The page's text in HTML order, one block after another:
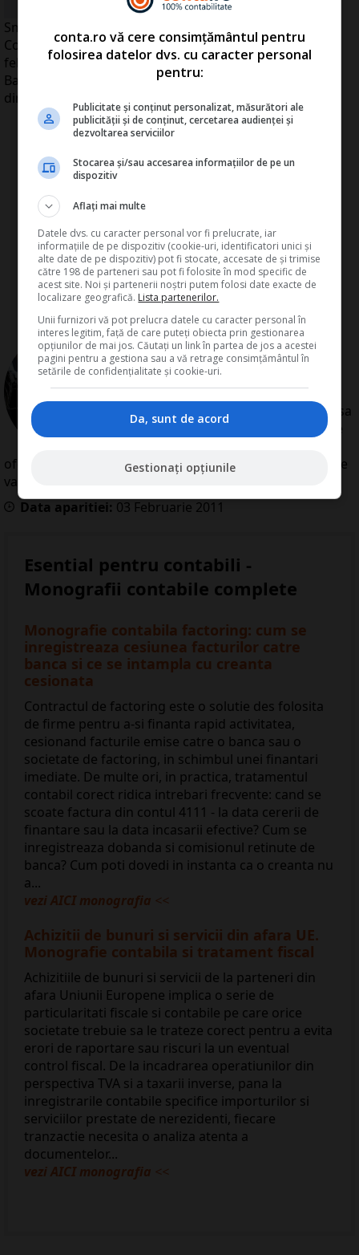
Smartphone-urile intră în era tridimensională.
Compania coreeană LG a confirmat că va lansa, pe 14
februarie, la Mobile World Congress, care va avea loc la
Barcelona, Optimus 3D, primul telefon tridimensional
din lume.
deRedactia Conta
Redactia Conta este alcatuita din
autori cu experienta dovedita pe
domenii precum contabilitate si
fiscalitate. Colectivul si-a propus sa
creeze continut interesant si bine
oferim solutii utile pentru orice dilema legislativa cu care
va confruntati.
Data aparitiei: 03 Februarie 2011
Esential pentru contabili -
Monografii contabile complete
Monografie contabila factoring: cum se
inregistreaza cesiunea facturilor catre
banca si ce se intampla cu creanta
cesionata
Contractul de factoring este o solutie des folosita
de firme pentru a-si finanta rapid activitatea,
cesionand facturile emise catre o banca sau o
societate de factoring, in schimbul unei finantari
imediate. De multe ori, in practica, tratamentul
contabil corect ridica intrebari frecvente: cand se
scoate factura din contul 4111 - la data cererii de
finantare sau la data incasarii efective? Cum se
inregistreaza dobanda si comisionul retinute de
banca? Cum poti dovedi in instanta ca o creanta nu
a...
vezi AICI monografia <<
Achizitii de bunuri si servicii din afara UE.
Monografie contabila si tratament fiscal
Achizitiile de bunuri si servicii de la parteneri din
afara Uniunii Europene implica o serie de
particularitati fiscale si contabile pe care orice
societate trebuie sa le trateze corect pentru a evita
erori de raportare sau riscuri la un eventual
control fiscal. De la incadrarea operatiunilor din
perspectiva TVA si a taxarii inverse, pana la
inregistrarile contabile specifice importurilor si
serviciilor prestate de nerezidenti, fiecare
tranzactie necesita o analiza atenta a
documentelor...
vezi AICI monografia <<
conta.ro vă cere consimțământul pentru
folosirea datelor dvs. cu caracter personal
pentru:
Publicitate și conținut personalizat, măsurători ale
publicității și de conținut, cercetarea audienței și
dezvoltarea serviciilor
Stocarea și/sau accesarea informațiilor de pe un
dispozitiv
Aflați mai multe
Datele dvs. cu caracter personal vor fi prelucrate, iar
informațiile de pe dispozitiv (cookie-uri, identificatori unici și
alte date de pe dispozitiv) pot fi stocate, accesate de și trimise
către 198 de parteneri sau pot fi folosite în mod specific de
acest site. Noi și partenerii noștri putem folosi date exacte de
localizare geografică. Lista partenerilor.
Unii furnizori vă pot prelucra datele cu caracter personal în
interes legitim, față de care puteți obiecta prin gestionarea
opțiunilor de mai jos. Căutați un link în partea de jos a acestei
pagini pentru a gestiona sau a vă retrage consimțământul în
setările de confidențialitate și cookie-uri.
Da, sunt de acord
Gestionați opțiunile